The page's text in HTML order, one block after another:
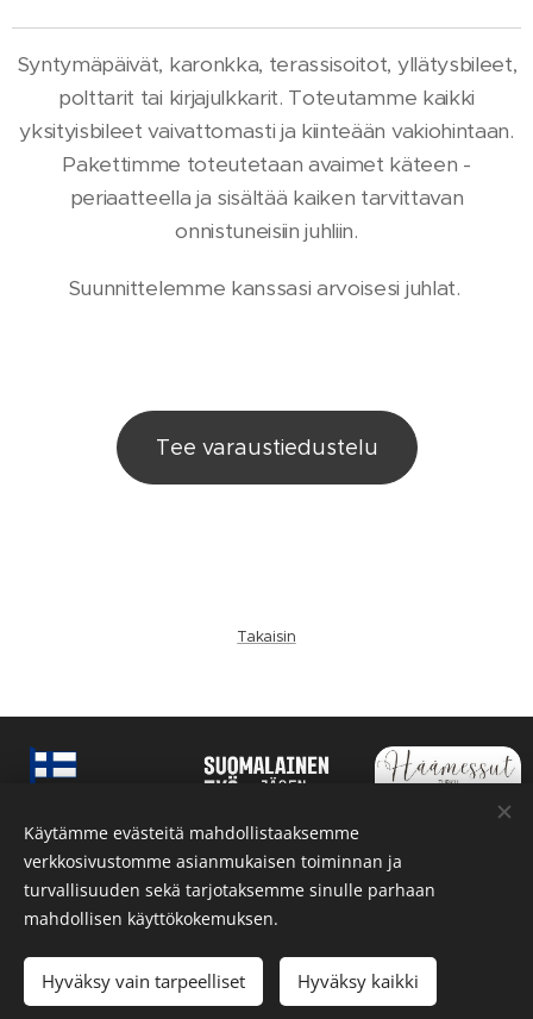
Syntymäpäivät, karonkka, terassisoitot, yllätysbileet,
polttarit tai kirjajulkkarit. Toteutamme kaikki
yksityisbileet vaivattomasti ja kiinteään vakiohintaan.
Pakettimme toteutetaan avaimet käteen -
periaatteella ja sisältää kaiken tarvittavan
onnistuneisiin juhliin.
Suunnittelemme kanssasi arvoisesi juhlat.
Tee varaustiedustelu
Takaisin
Kaikki oikeudet pidätetään.
Svenska
Käytämme evästeitä mahdollistaaksemme
verkkosivustomme asianmukaisen toiminnan ja
turvallisuuden sekä tarjotaksemme sinulle parhaan
mahdollisen käyttökokemuksen.
Hyväksy vain tarpeelliset Hyväksy kaikki